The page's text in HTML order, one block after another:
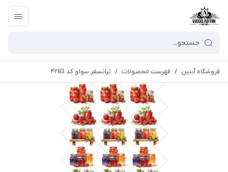
فروشگاه آبتین / فهرست محصولات / ترانسفر سولو کد ۴۲83